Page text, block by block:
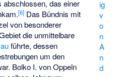
ig
v
o
n
A
n
d
abschlossen, das einer
[6] Das Bündnis mit
von besonderer
die unmittelbare
führte, dessen
um den
Bolko I. von Oppeln